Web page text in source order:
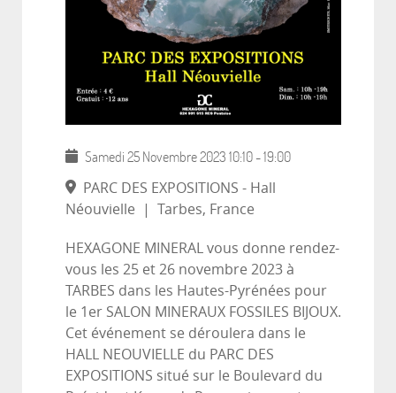
Samedi 25 Novembre 2023 10:10 -19:00
PARC DES EXPOSITIONS - Hall
Néouvielle
| Tarbes, France
HEXAGONE MINERAL vous donne rendez-
vous les 25 et 26 novembre 2023 à
TARBES dans les Hautes-Pyrénées pour
le 1er SALON MINERAUX FOSSILES BIJOUX.
Cet événement se déroulera dans le
HALL NEOUVIELLE du PARC DES
EXPOSITIONS situé sur le Boulevard du